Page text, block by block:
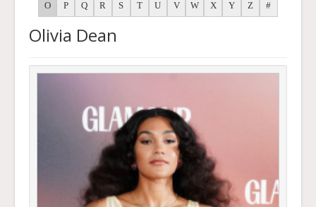
O P Q R S T U V W X Y Z #
Olivia Dean